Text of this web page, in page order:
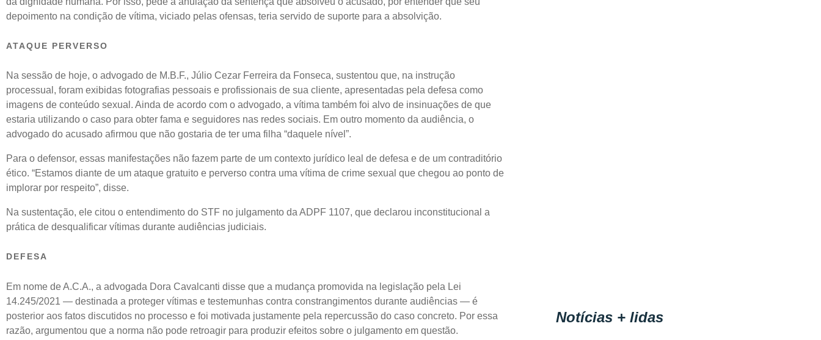
depoimento na condição de vítima, viciado pelas ofensas, teria servido de suporte para a absolvição.
ATAQUE PERVERSO
Na sessão de hoje, o advogado de M.B.F., Júlio Cezar Ferreira da Fonseca, sustentou que, na instrução
processual, foram exibidas fotografias pessoais e profissionais de sua cliente, apresentadas pela defesa como
imagens de conteúdo sexual. Ainda de acordo com o advogado, a vítima também foi alvo de insinuações de que
estaria utilizando o caso para obter fama e seguidores nas redes sociais. Em outro momento da audiência, o
advogado do acusado afirmou que não gostaria de ter uma filha “daquele nível”.
Para o defensor, essas manifestações não fazem parte de um contexto jurídico leal de defesa e de um contraditório
ético. “Estamos diante de um ataque gratuito e perverso contra uma vítima de crime sexual que chegou ao ponto de
implorar por respeito”, disse.
Na sustentação, ele citou o entendimento do STF no julgamento da ADPF 1107, que declarou inconstitucional a
prática de desqualificar vítimas durante audiências judiciais.
DEFESA
Em nome de A.C.A., a advogada Dora Cavalcanti disse que a mudança promovida na legislação pela Lei
14.245/2021 — destinada a proteger vítimas e testemunhas contra constrangimentos durante audiências — é
posterior aos fatos discutidos no processo e foi motivada justamente pela repercussão do caso concreto. Por essa
razão, argumentou que a norma não pode retroagir para produzir efeitos sobre o julgamento em questão.
Notícias + lidas